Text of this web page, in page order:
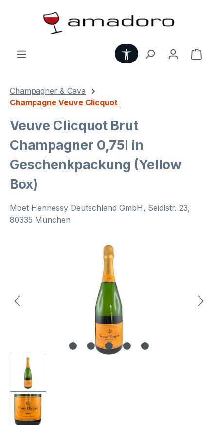
Zum Hauptinhalt springen
Werkzeugleiste
Champagner & Cava
Champagne Veuve Clicquot
Veuve Clicquot Brut
Champagner 0,75l in
Geschenkpackung (Yellow
Box)
Moet Hennessy Deutschland GmbH, Seidlstr. 23,
80335 München
Bildergalerie überspringen